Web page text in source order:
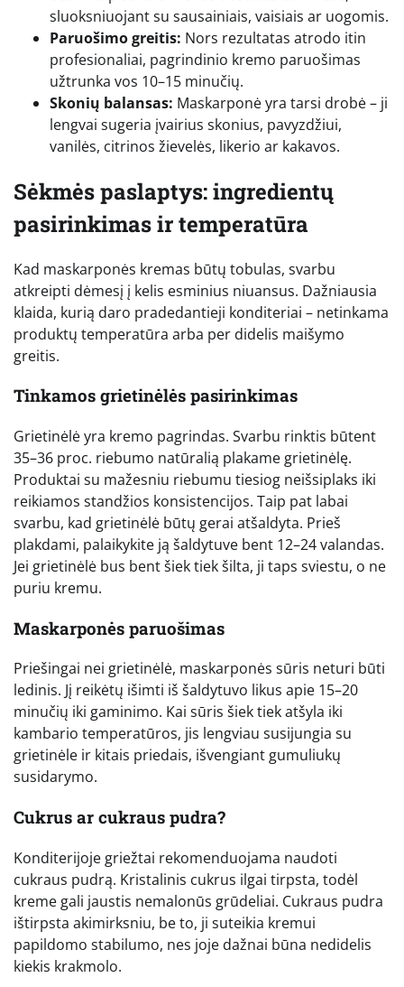
sluoksniuojant su sausainiais, vaisiais ar uogomis.
Paruošimo greitis: Nors rezultatas atrodo itin
profesionaliai, pagrindinio kremo paruošimas
užtrunka vos 10–15 minučių.
Skonių balansas: Maskarponė yra tarsi drobė – ji
lengvai sugeria įvairius skonius, pavyzdžiui,
vanilės, citrinos žievelės, likerio ar kakavos.
Sėkmės paslaptys: ingredientų
pasirinkimas ir temperatūra
Kad maskarponės kremas būtų tobulas, svarbu
atkreipti dėmesį į kelis esminius niuansus. Dažniausia
klaida, kurią daro pradedantieji konditeriai – netinkama
produktų temperatūra arba per didelis maišymo
greitis.
Tinkamos grietinėlės pasirinkimas
Grietinėlė yra kremo pagrindas. Svarbu rinktis būtent
35–36 proc. riebumo natūralią plakame grietinėlę.
Produktai su mažesniu riebumu tiesiog neišsiplaks iki
reikiamos standžios konsistencijos. Taip pat labai
svarbu, kad grietinėlė būtų gerai atšaldyta. Prieš
plakdami, palaikykite ją šaldytuve bent 12–24 valandas.
Jei grietinėlė bus bent šiek tiek šilta, ji taps sviestu, o ne
puriu kremu.
Maskarponės paruošimas
Priešingai nei grietinėlė, maskarponės sūris neturi būti
ledinis. Jį reikėtų išimti iš šaldytuvo likus apie 15–20
minučių iki gaminimo. Kai sūris šiek tiek atšyla iki
kambario temperatūros, jis lengviau susijungia su
grietinėle ir kitais priedais, išvengiant gumuliukų
susidarymo.
Cukrus ar cukraus pudra?
Konditerijoje griežtai rekomenduojama naudoti
cukraus pudrą. Kristalinis cukrus ilgai tirpsta, todėl
kreme gali jaustis nemalonūs grūdeliai. Cukraus pudra
ištirpsta akimirksniu, be to, ji suteikia kremui
papildomo stabilumo, nes joje dažnai būna nedidelis
kiekis krakmolo.